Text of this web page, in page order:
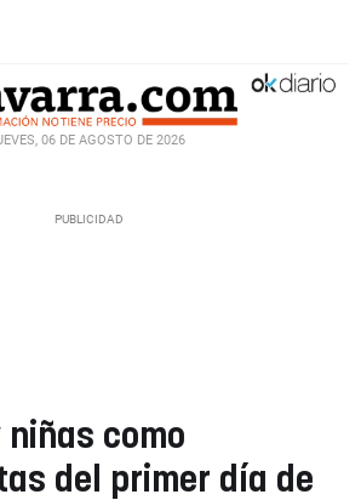
06 DE AGOSTO DE 2026
niñas como
del primer día de